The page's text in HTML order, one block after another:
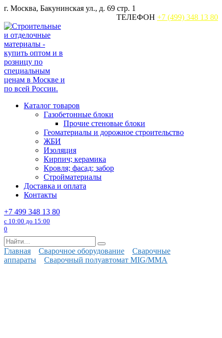
Перейти
содержанию
г. Москва, Бакунинская ул., д. 69 стр. 1
ТЕЛЕФОН +7 (499) 348 13 80
Каталог товаров
Газобетонные блоки
Прочие стеновые блоки
Геоматериалы и дорожное строительство
ЖБИ
Изоляция
Кирпич; керамика
Кровля; фасад; забор
Стройматериалы
Доставка и оплата
Контакты
+7 499 348 13 80
с 10:00 до 15:00
0
Search
for:
Главная Сварочное оборудование
Сварочные
аппараты
Сварочный полуавтомат MIG/MMA